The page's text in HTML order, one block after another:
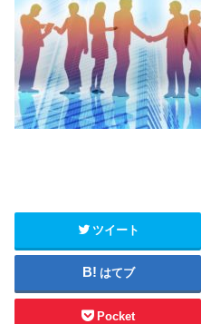
ツイート
はてブ
Pocket